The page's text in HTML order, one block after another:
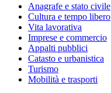
Anagrafe e stato civile
Cultura e tempo libero
Vita lavorativa
Imprese e commercio
Appalti pubblici
Catasto e urbanistica
Turismo
Mobilità e trasporti